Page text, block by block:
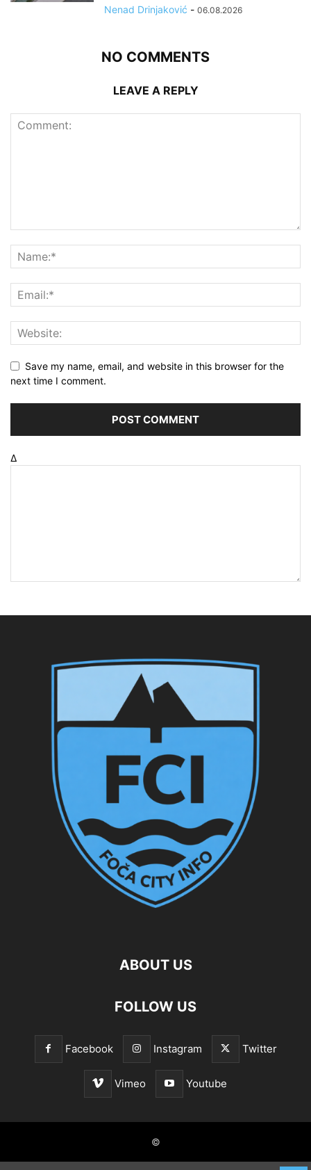
Nenad Drinjaković - 06.08.2026
NO COMMENTS
LEAVE A REPLY
Save my name, email, and website in this browser for the
next time I comment.
Δ
ABOUT US
FOLLOW US
Facebook Instagram Twitter
Vimeo Youtube
©